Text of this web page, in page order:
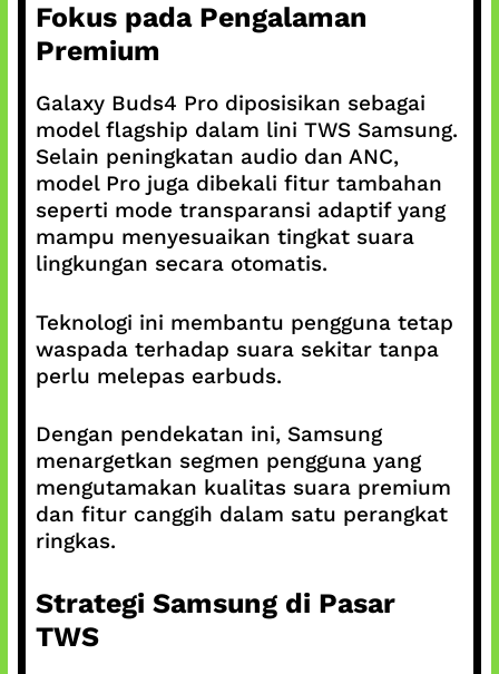
Fokus pada Pengalaman
Premium
Galaxy Buds4 Pro diposisikan sebagai
model flagship dalam lini TWS Samsung.
Selain peningkatan audio dan ANC,
model Pro juga dibekali fitur tambahan
seperti mode transparansi adaptif yang
mampu menyesuaikan tingkat suara
lingkungan secara otomatis.
Teknologi ini membantu pengguna tetap
waspada terhadap suara sekitar tanpa
perlu melepas earbuds.
Dengan pendekatan ini, Samsung
menargetkan segmen pengguna yang
mengutamakan kualitas suara premium
dan fitur canggih dalam satu perangkat
ringkas.
Strategi Samsung di Pasar
TWS